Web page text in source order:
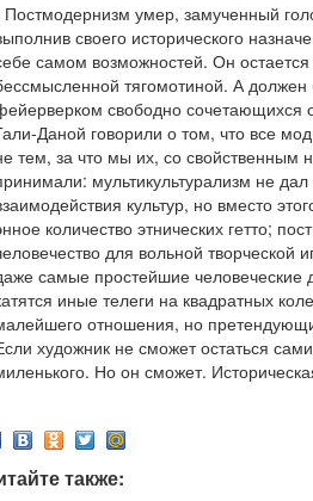
Постмодернизм умер, замученный
своего исторического
самом возможностей. Он
тягомотиной. А
свободно сочетающихся
Даной говорили о том, что все
тем, за что мы их, со
мультикультурализм не дал
культур, но вместо
количество этнических гетто;
для вольной творческой
самые простейшие человеческие
иные телеги на квадратных
отношения, но
художник не сможет остаться
Но он сможет.
также: